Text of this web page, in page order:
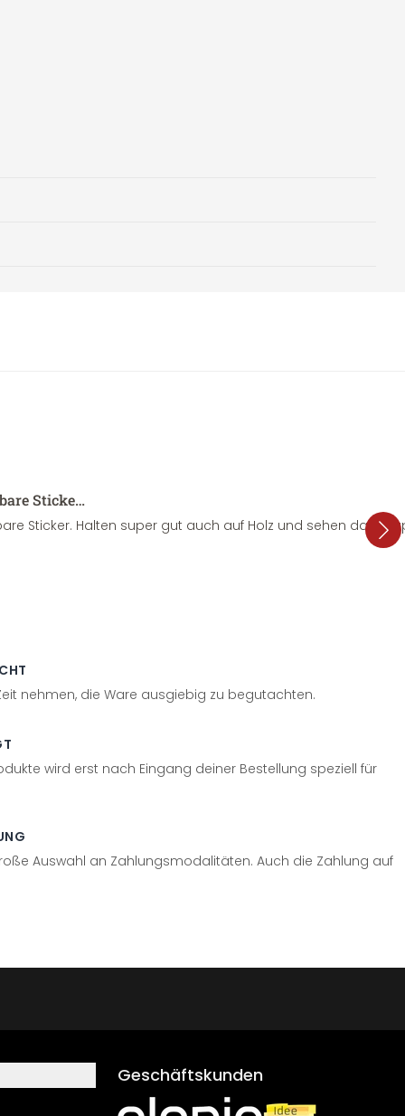
Sticke…
Sticker. Halten super gut auch auf Holz und sehen dazu
nehmen, die Ware ausgiebig zu begutachten.
wird erst nach Eingang deiner Bestellung speziell für
Auswahl an Zahlungsmodalitäten. Auch die Zahlung auf
Geschäftskunden